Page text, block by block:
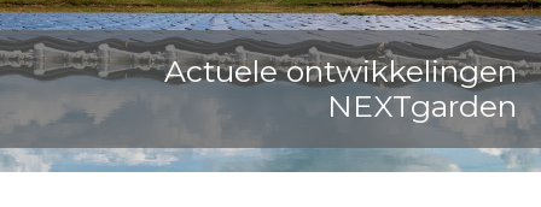
Actuele ontwikkelingen
NEXTgarden